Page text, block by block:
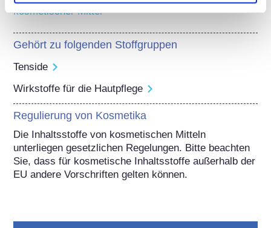
kosmetischer Mittel
Gehört zu folgenden Stoffgruppen
Tenside
Wirkstoffe für die Hautpflege
Regulierung von Kosmetika
Die Inhaltsstoffe von kosmetischen Mitteln
unterliegen gesetzlichen Regelungen. Bitte beachten
Sie, dass für kosmetische Inhaltsstoffe außerhalb der
EU andere Vorschriften gelten können.